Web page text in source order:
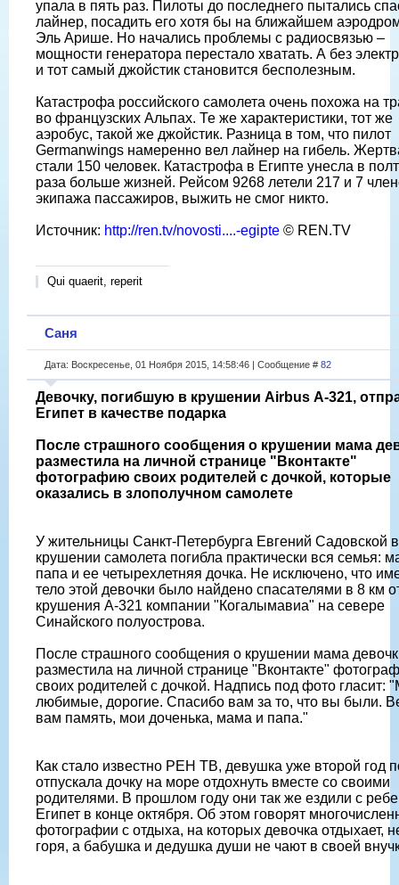
упала в пять раз. Пилоты до последнего пытались
лайнер, посадить его хотя бы на ближайшем
Эль Арише. Но начались проблемы с радиосвязью –
мощности генератора перестало хватать. А без
и тот самый джойстик становится бесполезным.
Катастрофа российского самолета очень похожа на
во французских Альпах. Те же характеристики, тот же
аэробус, такой же джойстик. Разница в том, что пилот
Germanwings намеренно вел лайнер на гибель.
стали 150 человек. Катастрофа в Египте унесла в
раза больше жизней. Рейсом 9268 летели 217 и 7
экипажа пассажиров, выжить не смог никто.
Источник: http://ren.tv/novosti....-egipte © REN.TV
Qui quaerit, reperit
Саня
Дата: Воскресенье, 01 Ноября 2015, 14:58:46 | Сообщение # 82
Девочку, погибшую в крушении Airbus А-321,
Египет в качестве подарка
После страшного сообщения о крушении мама
разместила на личной странице "Вконтакте"
фотографию своих родителей с дочкой, которые
оказались в злополучном самолете
У жительницы Санкт-Петербурга Евгений Садовской в
крушении самолета погибла практически вся семья:
папа и ее четырехлетняя дочка. Не исключено, что
тело этой девочки было найдено спасателями в 8 км
крушения A-321 компании "Когалымавиа" на севере
Синайского полуострова.
После страшного сообщения о крушении мама
разместила на личной странице "Вконтакте"
своих родителей с дочкой. Надпись под фото гласит:
любимые, дорогие. Спасибо вам за то, что вы были.
вам память, мои доченька, мама и папа."
Как стало известно РЕН ТВ, девушка уже второй год
отпускала дочку на море отдохнуть вместе со своими
родителями. В прошлом году они так же ездили с
Египет в конце октября. Об этом говорят
фотографии с отдыха, на которых девочка отдыхает,
горя, а бабушка и дедушка души не чают в своей